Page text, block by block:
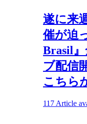
遂に来
催が迫
Brasil
ブ配信
こちら
117 Article